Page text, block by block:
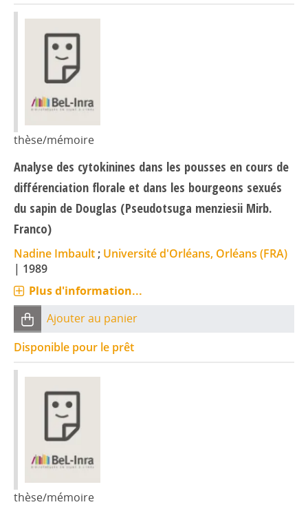
thèse/mémoire
Analyse des cytokinines dans les pousses en cours de
différenciation florale et dans les bourgeons sexués
du sapin de Douglas (Pseudotsuga menziesii Mirb.
Franco)
Nadine Imbault ; Université d'Orléans, Orléans (FRA)
| 1989
Plus d'information...
Ajouter au panier
Disponible pour le prêt
thèse/mémoire